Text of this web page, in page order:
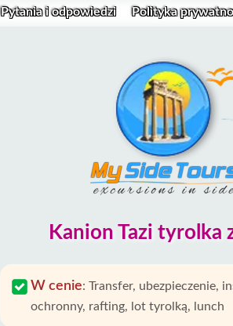
Pytania i odpowiedzi Polityka
Kanion Tazi tyrolka
W cenie: Transfer, ubezpieczenie,
ochronny, rafting, lot tyrolką, lunch